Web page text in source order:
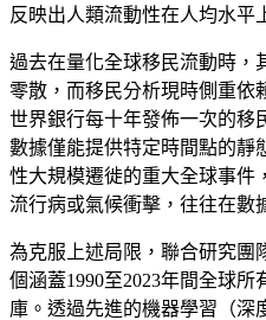
反映出人類流動性在人均水平
過去在量化全球移民流動時，
零散，而移民分析現時側重依
世界銀行每十年發佈一次的移
數據僅能提供特定時間點的靜
性大規模遷徙的重大全球事件
流行病或氣候衝擊，往往在數
為克服上述局限，聯合研究團
個涵蓋1990至2023年間全球
庫。透過先進的機器學習（深